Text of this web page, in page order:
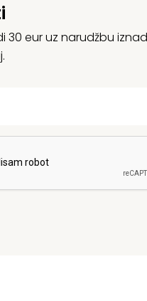
30 eur uz narudžbu